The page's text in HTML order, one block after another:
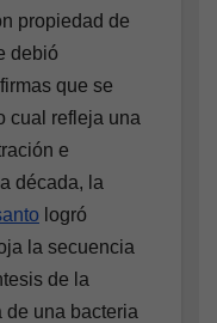
propiedad de
debió
que se
cual refleja una
e
década, la
logró
la secuencia
de la
una bacteria